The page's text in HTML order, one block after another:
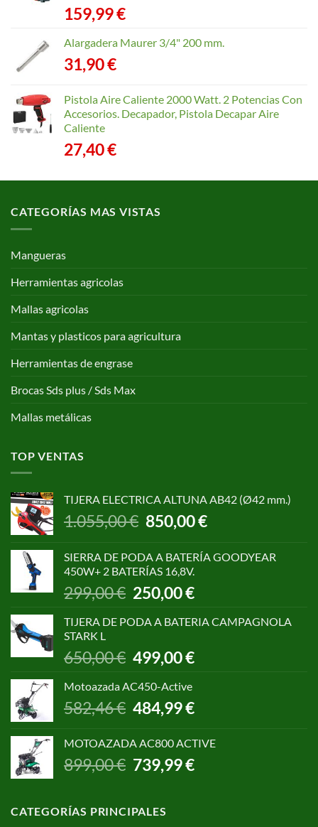
159,99€
Alargadera Maurer 3/4" 200 mm.
31,90€
Pistola Aire Caliente 2000 Watt. 2 Potencias Con
Accesorios. Decapador, Pistola Decapar Aire
Caliente
27,40€
CATEGORÍAS MAS VISTAS
Mangueras
Herramientas agricolas
Mallas agricolas
Mantas y plasticos para agricultura
Herramientas de engrase
Brocas Sds plus / Sds Max
Mallas metálicas
TOP VENTAS
TIJERA ELECTRICA ALTUNA AB42 (Ø42 mm.)
1.055,00€ El
precio
era:
1.055,00 €.
850,00€El
es:
SIERRA DE PODA A BATERÍA GOODYEAR
450W+ 2 BATERÍAS 16,8V.
299,00€ El
precio
original
299,00 €.
250,00€El
actual
250,00 €.
TIJERA DE PODA A BATERIA CAMPAGNOLA
STARK L
650,00€
El
precio
original
650,00 €.
499,00€El
499,00 €.
Motoazada AC450-Active
582,46€
El
precio
era:
582,46 €.
484,99€El
es:
484,99 €.
MOTOAZADA AC800 ACTIVE
899,00€ El
precio
era:
739,99€El
CATEGORÍAS PRINCIPALES